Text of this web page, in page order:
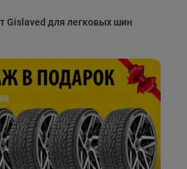
Gislaved для легковых шин